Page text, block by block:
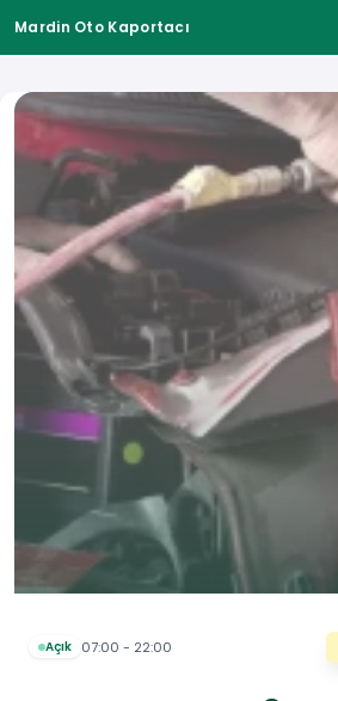
Mardin Oto Kaportacı
Açık 07:00 - 22:00